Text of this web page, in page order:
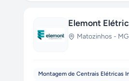
Elemont
Matozinhos - MG
Montagem de Centrais Elétricas